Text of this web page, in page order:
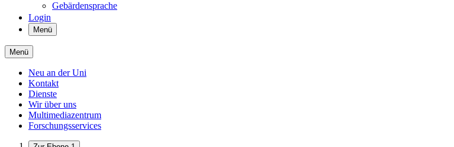
Gebärdensprache
Login
Menü
Menü
Neu an der Uni
Kontakt
Dienste
Wir über uns
Multimediazentrum
Forschungsservices